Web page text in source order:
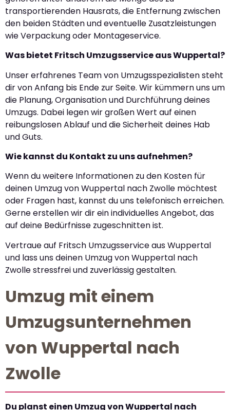
transportierenden Hausrats, die Entfernung zwischen
den beiden Städten und eventuelle Zusatzleistungen
wie Verpackung oder Montageservice.
Was bietet Fritsch Umzugsservice aus Wuppertal?
Unser erfahrenes Team von Umzugsspezialisten steht
dir von Anfang bis Ende zur Seite. Wir kümmern uns um
die Planung, Organisation und Durchführung deines
Umzugs. Dabei legen wir großen Wert auf einen
reibungslosen Ablauf und die Sicherheit deines Hab
und Guts.
Wie kannst du Kontakt zu uns aufnehmen?
Wenn du weitere Informationen zu den Kosten für
deinen Umzug von Wuppertal nach Zwolle möchtest
oder Fragen hast, kannst du uns telefonisch erreichen.
Gerne erstellen wir dir ein individuelles Angebot, das
auf deine Bedürfnisse zugeschnitten ist.
Vertraue auf Fritsch Umzugsservice aus Wuppertal
und lass uns deinen Umzug von Wuppertal nach
Zwolle stressfrei und zuverlässig gestalten.
Umzug mit einem
Umzugsunternehmen
von Wuppertal nach
Zwolle
Du planst einen Umzug von Wuppertal nach